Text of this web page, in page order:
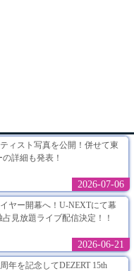
ィスト写真を公開！併せて東
詳細も発表！
2026-07-06
ヤー開幕へ！U-NEXTにて幕
見放題ライブ配信決定！！
2026-06-21
年を記念してDEZERT 15th